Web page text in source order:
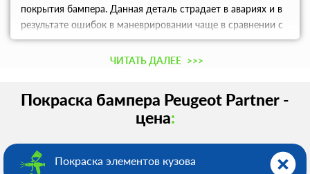
покрытия бампера. Данная деталь страдает в авариях и в
результате ошибок в маневрировании чаще в сравнении с
другими. Узнать цены, получить информацию о скидках,
записаться в сервис в Москве можно по телефону.
ЧИТАТЬ ДАЛЕЕ >>>
Покраска бампера Peugeot Partner -
цена:
Покраска элементов кузова